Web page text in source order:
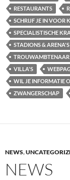
RESTAURANTS
SCHRIJF JE IN VOOR
SPECIALISTISCHE
STADIONS & ARENA'S
TROUWAMBTENAAR
VILLA'S
WIL JE INFORMATIE
ZWANGERSCHAP
NEWS,
NEWS